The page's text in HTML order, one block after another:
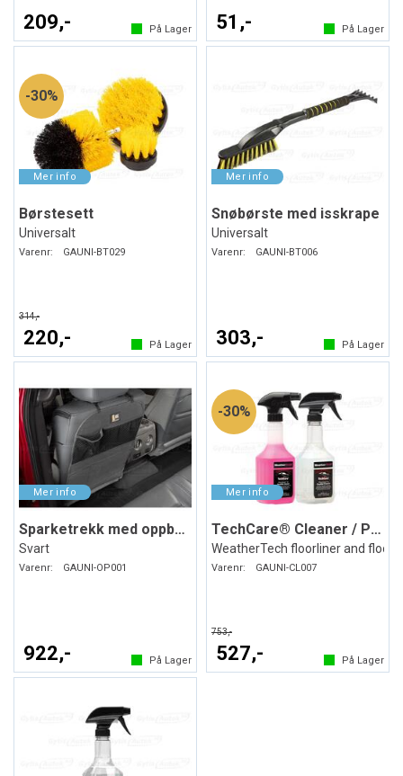
209,- På Lager 51,- På Lager
30%
Børstesett
Universalt
Varenr: GAUNI-BT029
314,-
220,- På Lager
Snøbørste med isskrape
Universalt
Varenr: GAUNI-BT006
303,- På Lager
Sparketrekk med oppbevaring
Svart
Varenr: GAUNI-OP001
922,- På Lager
30%
TechCare® Cleaner / Protector
WeatherTech floorliner and
Varenr: GAUNI-CL007
753,-
527,- På Lager